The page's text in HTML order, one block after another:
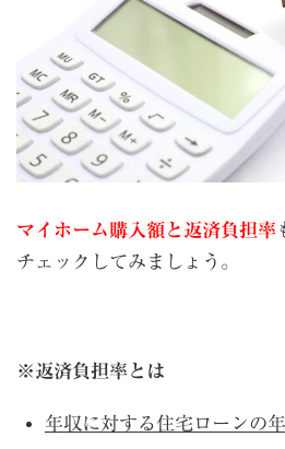
マイホーム購入額と返済負担率
チェックしてみましょう。
※返済負担率とは
年収に対する住宅ローンの